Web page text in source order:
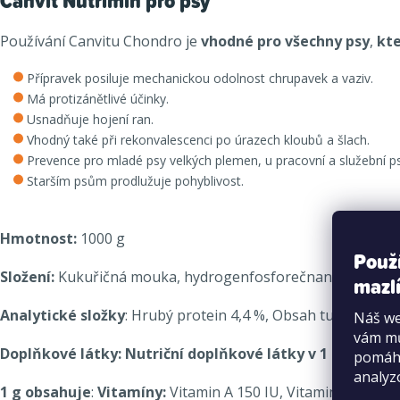
Náš
vám
Používání Canvitu Chondro je vhodné pro všechny psy,
Přípravek posiluje mechanickou odolnost chrupavek a vaziv.
Má protizánětlivé účinky.
Usnadňuje hojení ran.
Vhodný také při rekonvalescenci po úrazech kloubů a šlach.
Prevence pro mladé psy velkých plemen, u pracovní a služební
Starším psům prodlužuje pohyblivost.
Hmotnost: 1000 g
Složení: Kukuřičná mouka, hydrogenfosforečnan
Analytické složky: Hrubý protein 4,4 %, Obsah tuku 0,7 %,
Doplňkové látky: Nutriční doplňkové látky v 1 kg
:
1 g obsahuje: Vitamíny:Vitamin A 150 IU, Vitamin D3 10